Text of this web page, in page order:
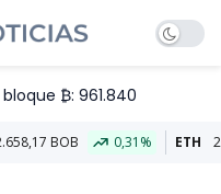
bloque ₿: 961.840
0,31% ETH 22.850,88